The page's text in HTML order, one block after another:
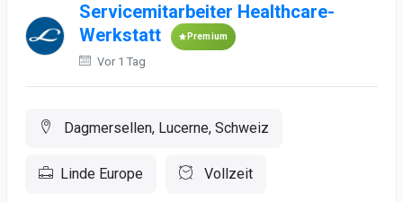
Servicemitarbeiter Healthcare-
Werkstatt
Premium
Vor 1 Tag
Dagmersellen, Lucerne, Schweiz
Linde Europe Vollzeit